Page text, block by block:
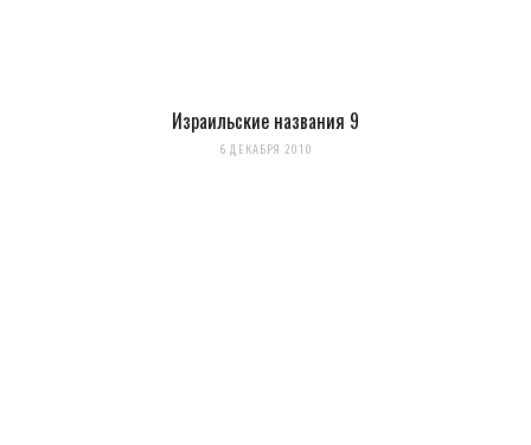
Израильские названия 9
6 ДЕКАБРЯ 2010